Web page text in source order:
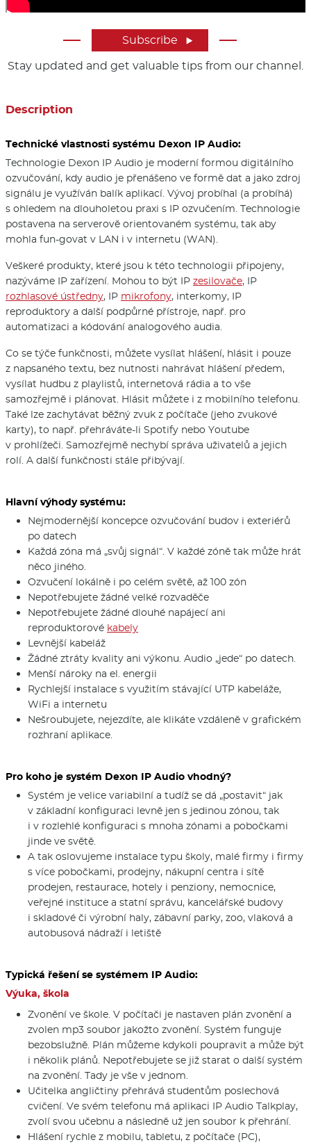
Subscribe 
Stay updated and get valuable tips from our channel.
Description
Technické vlastnosti systému Dexon IP Audio:
Technologie Dexon IP Audio je moderní formou digitálního
ozvučování, kdy audio je přenášeno ve formě dat a jako zdroj
signálu je využíván balík aplikací. Vývoj probíhal (a probíhá)
s ohledem na dlouholetou praxi s IP ozvučením. Technologie
postavena na serverově orientovaném systému, tak aby
mohla fun-govat v LAN i v internetu (WAN).
Veškeré produkty, které jsou k této technologii připojeny,
nazýváme IP zařízení. Mohou to být IP zesilovače, IP
rozhlasové ústředny, IP mikrofony, interkomy, IP
reproduktory a další podpůrné přístroje, např. pro
automatizaci a kódování analogového audia.
Co se týče funkčnosti, můžete vysílat hlášení, hlásit i pouze
z napsaného textu, bez nutnosti nahrávat hlášení předem,
vysílat hudbu z playlistů, internetová rádia a to vše
samozřejmě i plánovat. Hlásit můžete i z mobilního telefonu.
Také lze zachytávat běžný zvuk z počítače (jeho zvukové
karty), to např. přehráváte-li Spotify nebo Youtube
v prohlížeči. Samozřejmě nechybí správa uživatelů a jejich
rolí. A další funkčnosti stále přibývají.
Hlavní výhody systému:
Nejmodernější koncepce ozvučování budov i exteriérů
po datech
Každá zóna má „svůj signál“. V každé zóně tak může hrát
něco jiného.
Ozvučení lokálně i po celém světě, až 100 zón
Nepotřebujete žádné velké rozvaděče
Nepotřebujete žádné dlouhé napájecí ani
reproduktorové ka­bely
Levnější kabeláž
Žádné ztráty kvality ani výkonu. Audio „jede“ po datech.
Menší nároky na el. energii
Rychlejší instalace s využitím stávající UTP kabeláže,
WiFi a internetu
Nešroubujete, nejezdíte, ale klikáte vzdáleně v grafickém
rozhraní aplikace.
Pro koho je systém Dexon IP Audio vhodný?
Systém je velice variabilní a tudíž se dá „postavit“ jak
v základní konfiguraci levně jen s jedinou zónou, tak
i v rozlehlé konfiguraci s mnoha zónami a pobočkami
jinde ve světě.
A tak oslovujeme instalace typu školy, malé firmy i firmy
s více pobočkami, prodejny, nákupní centra i sítě
prodejen, restaurace, hotely i penziony, nemocnice,
veřejné instituce a statní správu, kancelářské budovy
i skladové či výrobní haly, zábavní parky, zoo, vlaková a
autobusová nádraží i letiště
Typická řešení se systémem IP Audio:
Výuka, škola
Zvonění ve škole. V počítači je nastaven plán zvonění a
zvolen mp3 soubor jakožto zvonění. Systém funguje
bezobslužně. Plán můžeme kdykoli poupravit a může být
i několik plánů. Nepotřebujete se již starat o další systém
na zvonění. Tady je vše v jednom.
Učitelka angličtiny přehrává studentům poslechová
cvičení. Ve svém telefonu má aplikaci IP Audio Talkplay,
zvolí svou učebnu a následně už jen soubor k přehrání.
Hlášení rychle z mobilu, tabletu, z počítače (PC),